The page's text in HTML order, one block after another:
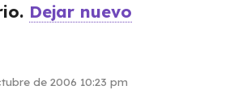
. Dejar nuevo
de 2006 10:23 pm